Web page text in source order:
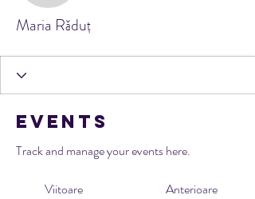
Maria Răduț
Events
Track and manage your events here.
Viitoare Anterioare